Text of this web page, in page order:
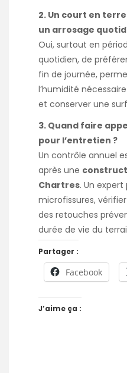
2. Un court en
un arrosage
Oui, surtout en
quotidien, de
fin de journée,
l’humidité
et conserver une
3. Quand faire
pour l’entretien ?
Un contrôle annuel
après une
Chartres. Un
microfissures,
des retouches
durée de vie du
Partager :
Facebook
J’aime ça :